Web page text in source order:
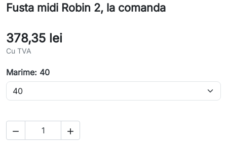
Fusta midi Robin 2, la comanda
378,35 lei
Cu TVA
Marime: 40
 